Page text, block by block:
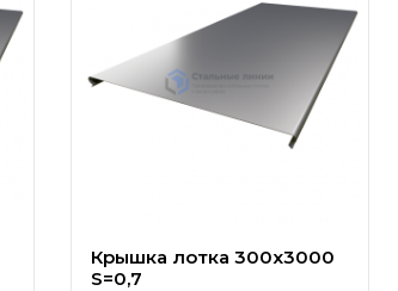
Крышка лотка 300х3000
S=0,7